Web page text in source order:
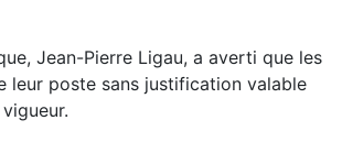
Jean-Pierre Ligau, a averti que les
leur poste sans justification valable